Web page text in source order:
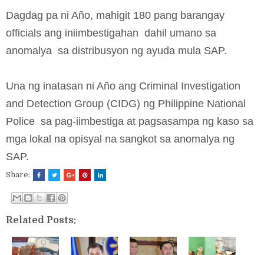
Dagdag pa ni Año, mahigit 180 pang barangay
officials ang iniimbestigahan dahil umano sa
anomalya sa distribusyon ng ayuda mula SAP.
Una ng inatasan ni Año ang Criminal Investigation
and Detection Group (CIDG) ng Philippine National
Police sa pag-iimbestiga at pagsasampa ng kaso sa
mga lokal na opisyal na sangkot sa anomalya ng
SAP.
Share:
Related Posts: